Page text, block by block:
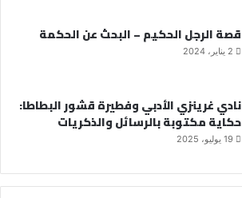
قصة الرجل الحكيم – البحث عن الحكمة
2 يناير، 2024
نادي غرينزي الأدبي وفطيرة قشور البطاطا:
حكاية مكتوبة بالرسائل والذكريات
19 يوليو، 2025